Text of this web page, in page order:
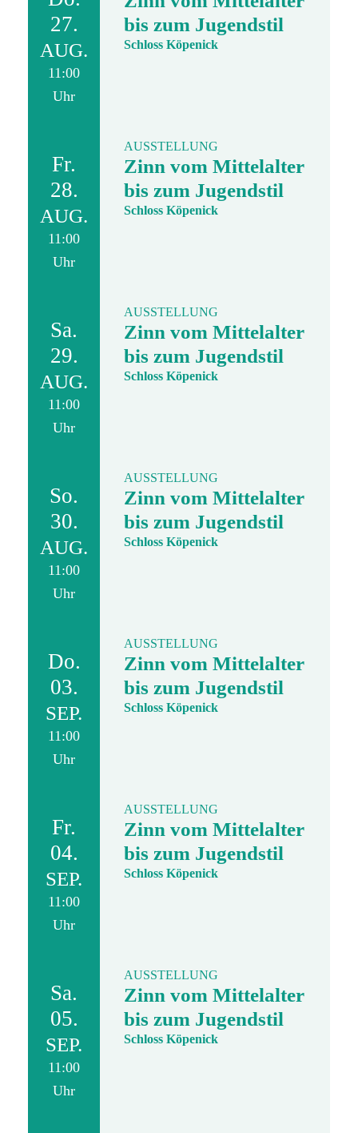
27.
AUG.
11:00
Uhr
bis zum Jugendstil
Schloss Köpenick
Fr.
28.
AUG.
11:00
Uhr
AUSSTELLUNG
Zinn vom Mittelalter
bis zum Jugendstil
Schloss Köpenick
Sa.
29.
AUG.
11:00
Uhr
AUSSTELLUNG
Zinn vom Mittelalter
bis zum Jugendstil
Schloss Köpenick
So.
30.
AUG.
11:00
Uhr
AUSSTELLUNG
Zinn vom Mittelalter
bis zum Jugendstil
Schloss Köpenick
Do.
03.
SEP.
11:00
Uhr
AUSSTELLUNG
Zinn vom Mittelalter
bis zum Jugendstil
Schloss Köpenick
Fr.
04.
SEP.
11:00
Uhr
AUSSTELLUNG
Zinn vom Mittelalter
bis zum Jugendstil
Schloss Köpenick
Sa.
05.
SEP.
11:00
Uhr
AUSSTELLUNG
Zinn vom Mittelalter
bis zum Jugendstil
Schloss Köpenick